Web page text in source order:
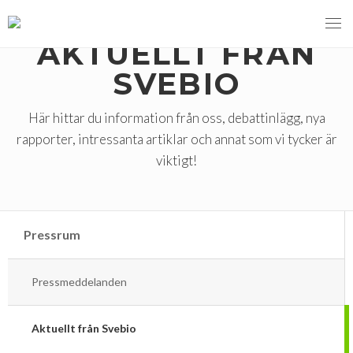
MENY
VI VERKAR FÖR
Koldioxidskatt
2026
Remisser på gång
Det finns inget liv utan förbränning
Biovärme
Biokraft
MEDLEMSKAP
Privat medlem
AKTUELLT FRÅN
SVEBIO
Här hittar du information från oss, debattinlägg, nya
rapporter, intressanta artiklar och annat som vi tycker är
viktigt!
Pressrum
Pressmeddelanden
Aktuellt från Svebio